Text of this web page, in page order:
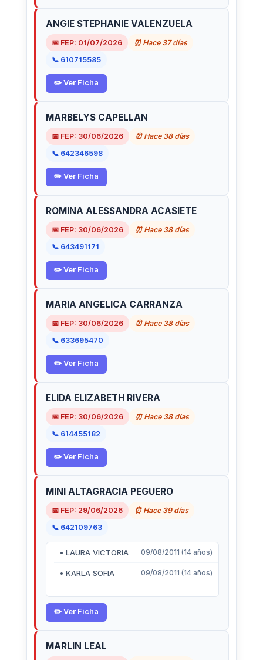
ANGIE STEPHANIE VALENZUELA
📅 FEP: 01/07/2026
⏰ Hace 37 días
📞 610715585
✏️ Ver Ficha
MARBELYS CAPELLAN
📅 FEP: 30/06/2026
⏰ Hace 38 días
📞 642346598
✏️ Ver Ficha
ROMINA ALESSANDRA ACASIETE
📅 FEP: 30/06/2026
⏰ Hace 38 días
📞 643491171
✏️ Ver Ficha
MARIA ANGELICA CARRANZA
📅 FEP: 30/06/2026
⏰ Hace 38 días
📞 633695470
✏️ Ver Ficha
ELIDA ELIZABETH RIVERA
📅 FEP: 30/06/2026
⏰ Hace 38 días
📞 614455182
✏️ Ver Ficha
MINI ALTAGRACIA PEGUERO
📅 FEP: 29/06/2026
⏰ Hace 39 días
📞 642109763
• LAURA VICTORIA 09/08/2011 (14 años)
• KARLA SOFIA 09/08/2011 (14 años)
✏️ Ver Ficha
MARLIN LEAL